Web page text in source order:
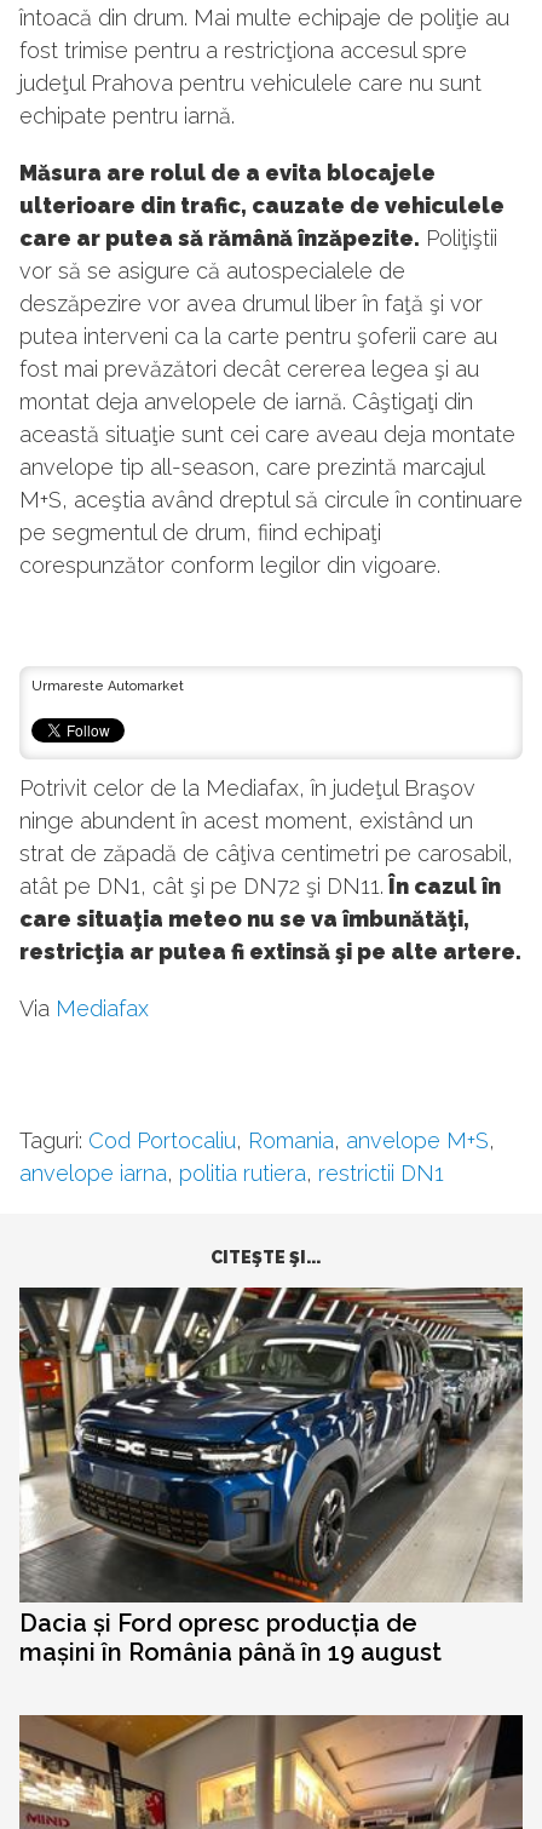
întoacă din drum. Mai multe echipaje de poliţie au
fost trimise pentru a restricţiona accesul spre
judeţul Prahova pentru vehiculele care nu sunt
echipate pentru iarnă.
Măsura are rolul de a evita blocajele
ulterioare din trafic, cauzate de vehiculele
care ar putea să rămână înzăpezite. Poliţiştii
vor să se asigure că autospecialele de
deszăpezire vor avea drumul liber în faţă şi vor
putea interveni ca la carte pentru şoferii care au
fost mai prevăzători decât cererea legea şi au
montat deja anvelopele de iarnă. Câştigaţi din
această situaţie sunt cei care aveau deja montate
anvelope tip all-season, care prezintă marcajul
M+S, aceştia având dreptul să circule în continuare
pe segmentul de drum, fiind echipaţi
corespunzător conform legilor din vigoare.
Urmareste Automarket
Potrivit celor de la Mediafax, în judeţul Braşov
ninge abundent în acest moment, existând un
strat de zăpadă de câţiva centimetri pe carosabil,
atât pe DN1, cât şi pe DN72 şi DN11. În cazul în
care situaţia meteo nu se va îmbunătăţi,
restricţia ar putea fi extinsă şi pe alte artere.
Via Mediafax
Taguri: Cod Portocaliu, Romania, anvelope M+S,
anvelope iarna, politia rutiera, restrictii DN1
CITEŞTE ŞI...
Dacia și Ford opresc producția de
mașini în România până în 19 august